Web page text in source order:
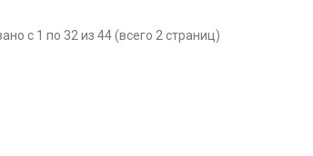
с 1 по 32 из 44 (всего 2 страниц)